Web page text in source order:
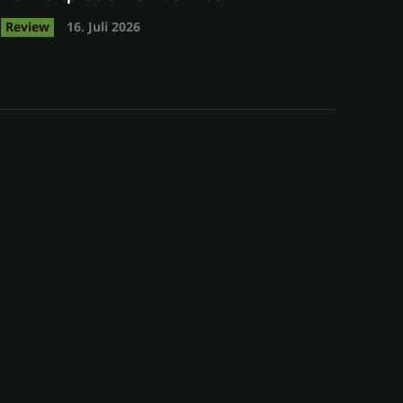
Review 16. Juli 2026